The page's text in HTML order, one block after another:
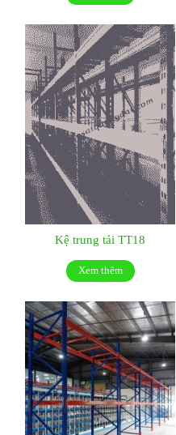
Kệ trung tải TT18
Xem thêm